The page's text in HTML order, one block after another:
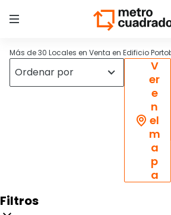
Más de 30 Locales en Venta en Edificio
V
er
e
n
el
m
a
p
a
Filtros